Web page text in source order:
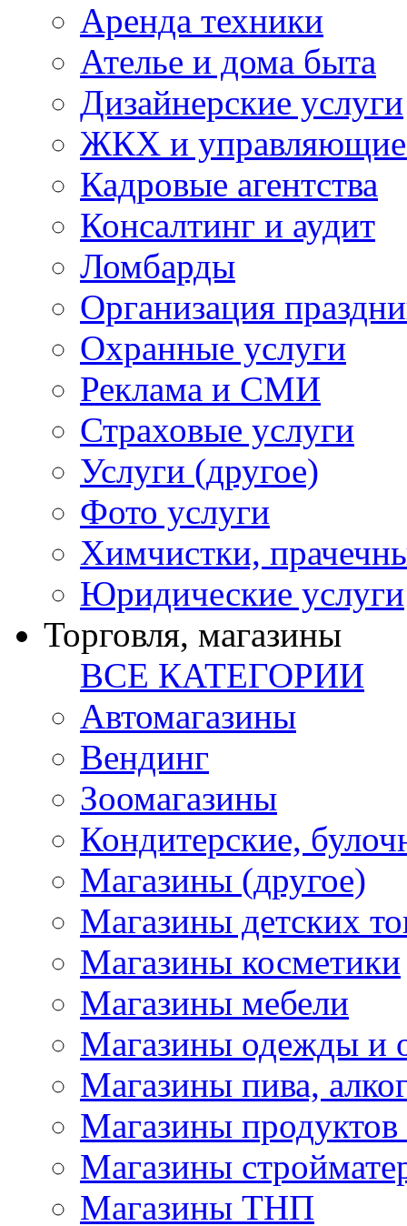
Аренда техники
Ателье и дома быта
Дизайнерские услуги
ЖКХ и управляющие
Кадровые агентства
Консалтинг и аудит
Ломбарды
Организация
Охранные услуги
Реклама и СМИ
Страховые услуги
Услуги (другое)
Фото услуги
Химчистки,
Юридические услуги
Торговля, магазины
ВСЕ КАТЕГОРИИ
Автомагазины
Вендинг
Зоомагазины
Кондитерские,
Магазины (другое)
Магазины детских
Магазины косметики
Магазины мебели
Магазины одежды и
Магазины пива,
Магазины продуктов
Магазины
Магазины ТНП